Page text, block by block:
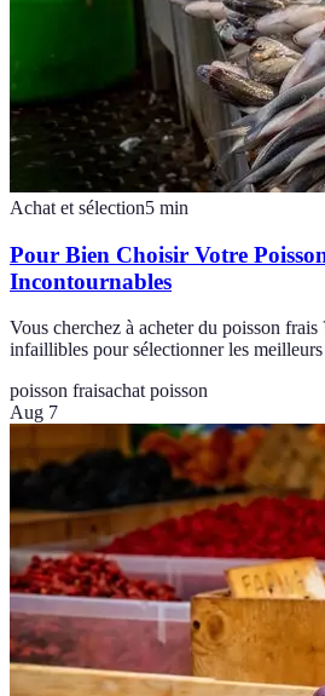
Achat et sélection5 min
Pour Bien Choisir Votre
Incontournables
Vous cherchez à acheter du poisson frais
infaillibles pour sélectionner les
poisson fraisachat poisson
Aug 7